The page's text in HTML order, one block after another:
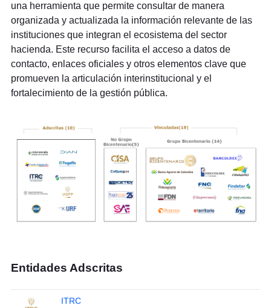
una herramienta que permite consultar de manera
organizada y actualizada la información relevante de las
instituciones que integran el ecosistema del sector
hacienda. Este recurso facilita el acceso a datos de
contacto, enlaces oficiales y otros elementos clave que
promueven la articulación interinstitucional y el
fortalecimiento de la gestión pública.
Entidades Adscritas
ITRC